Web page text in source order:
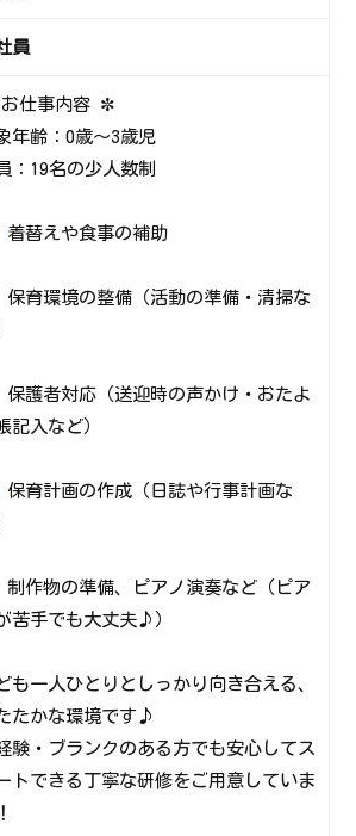
員
仕事内容 ✼
年齢：0歳～3歳児
：19名の少人数制
着替えや食事の補助
保育環境の整備（活動の準備・清掃な
保護者対応（送迎時の声かけ・おたよ
記入など）
保育計画の作成（日誌や行事計画な
制作物の準備、ピアノ演奏など（ピア
苦手でも大丈夫♪）
も一人ひとりとしっかり向き合える、
たかな環境です♪
験・ブランクのある方でも安心してス
トできる丁寧な研修をご用意していま